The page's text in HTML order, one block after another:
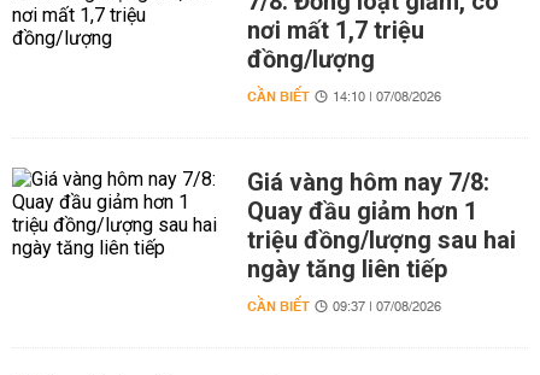
nơi mất 1,7 triệu
đồng/lượng
CẦN BIẾT 14:10 | 07/08/2026
Giá vàng hôm nay 7/8:
Quay đầu giảm hơn 1
triệu đồng/lượng sau hai
ngày tăng liên tiếp
CẦN BIẾT 09:37 | 07/08/2026